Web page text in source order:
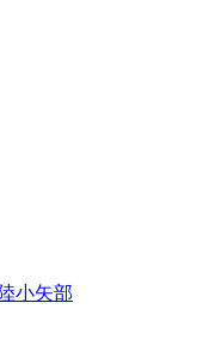
小矢部